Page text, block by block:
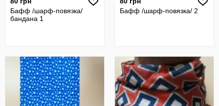
Бафф /шарф-повязка/
бандана 1
Бафф /шарф-повязка/ 2